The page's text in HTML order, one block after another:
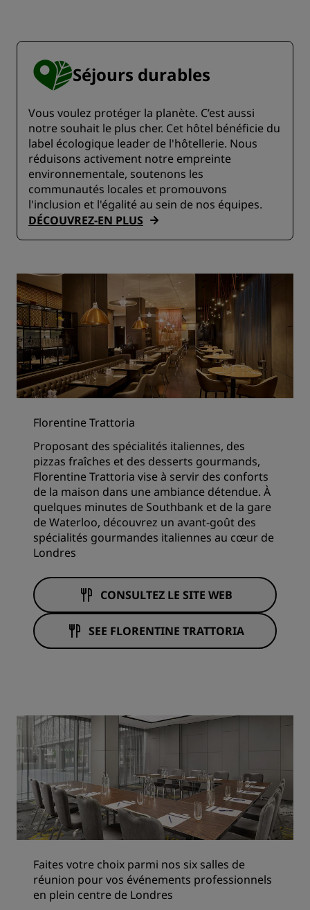
Séjours durables
Vous voulez protéger la planète. C’est aussi
notre souhait le plus cher. Cet hôtel bénéficie du
label écologique leader de l'hôtellerie. Nous
réduisons activement notre empreinte
environnementale, soutenons les
communautés locales et promouvons
l'inclusion et l'égalité au sein de nos équipes.
DÉCOUVREZ-EN PLUS
Florentine Trattoria
Proposant des spécialités italiennes, des
pizzas fraîches et des desserts gourmands,
Florentine Trattoria vise à servir des conforts
de la maison dans une ambiance détendue. À
quelques minutes de Southbank et de la gare
de Waterloo, découvrez un avant-goût des
spécialités gourmandes italiennes au cœur de
Londres
CONSULTEZ LE SITE WEB
SEE FLORENTINE TRATTORIA
Faites votre choix parmi nos six salles de
réunion pour vos événements professionnels
en plein centre de Londres